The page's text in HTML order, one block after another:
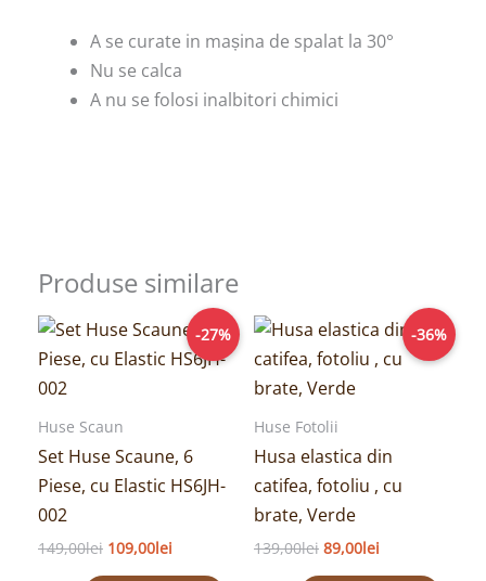
A se curate in mașina de spalat la 30°
Nu se calca
A nu se folosi inalbitori chimici
Produse similare
-27%
Huse Scaun
Set Huse Scaune, 6
Piese, cu Elastic HS6JH-
002
149,00lei
Prețul
inițial
a
109,00lei
Prețul
curent
este:
-36%
Huse Fotolii
Husa elastica din
catifea, fotoliu , cu
brate, Verde
139,00lei
Prețul
inițial
a
fost:
139,00lei.
89,00lei
Prețul
curent
este: